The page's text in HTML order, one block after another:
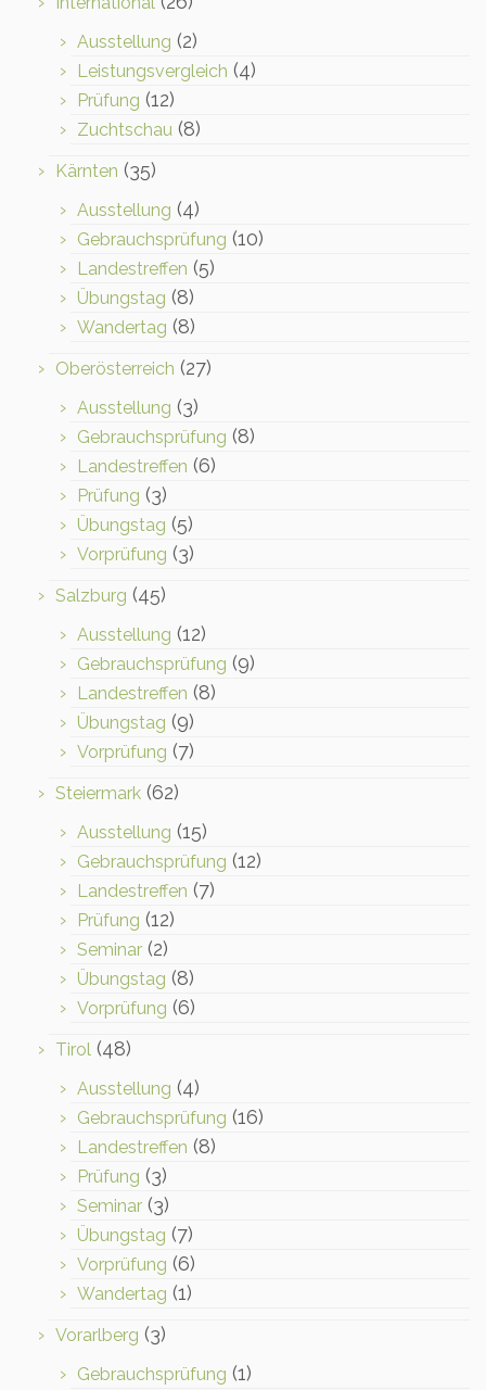
Ausstellung (2)
Leistungsvergleich (4)
Prüfung (12)
Zuchtschau (8)
Kärnten (35)
Ausstellung (4)
Gebrauchsprüfung (10)
Landestreffen (5)
Übungstag (8)
Wandertag (8)
Oberösterreich (27)
Ausstellung (3)
Gebrauchsprüfung (8)
Landestreffen (6)
Prüfung (3)
Übungstag (5)
Vorprüfung (3)
Salzburg (45)
Ausstellung (12)
Gebrauchsprüfung (9)
Landestreffen (8)
Übungstag (9)
Vorprüfung (7)
Steiermark (62)
Ausstellung (15)
Gebrauchsprüfung (12)
Landestreffen (7)
Prüfung (12)
Seminar (2)
Übungstag (8)
Vorprüfung (6)
Tirol (48)
Ausstellung (4)
Gebrauchsprüfung (16)
Landestreffen (8)
Prüfung (3)
Seminar (3)
Übungstag (7)
Vorprüfung (6)
Wandertag (1)
Vorarlberg (3)
Gebrauchsprüfung (1)